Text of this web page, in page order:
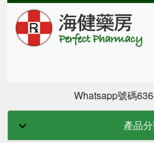
Whatsapp號碼
產品